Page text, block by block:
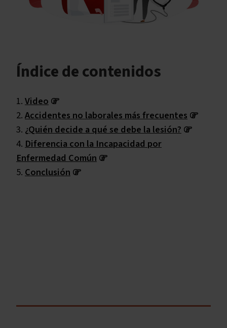
Índice de contenidos
Video
Accidentes no laborales más frecuentes
¿Quién decide a qué se debe la lesión?
Diferencia con la Incapacidad por
Enfermedad Común
Conclusión